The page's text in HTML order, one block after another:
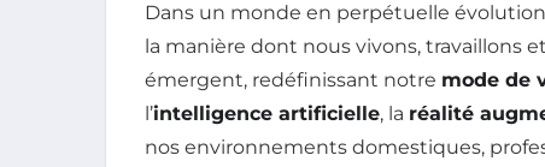
Dans un monde en perpétuelle
la manière dont nous vivons, travaillons
émergent, redéfinissant notre mode de
l’intelligence artificielle, la réalité
nos environnements domestiques,